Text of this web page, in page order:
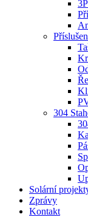
304
Solární
Zprávy
Kontakt